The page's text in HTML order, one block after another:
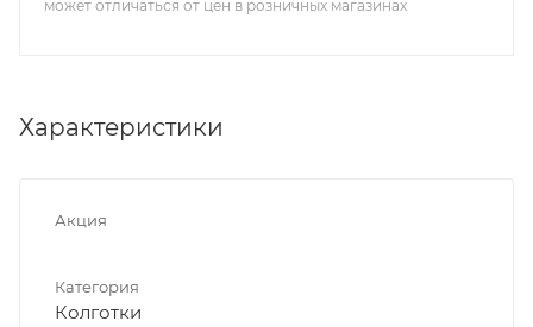
может отличаться от цен в розничных магазинах
Характеристики
Акция
Категория
Колготки